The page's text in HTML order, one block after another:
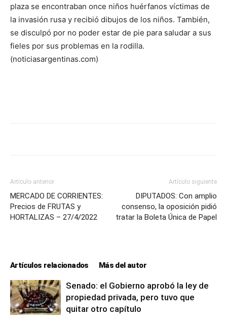
plaza se encontraban once niños huérfanos víctimas de
la invasión rusa y recibió dibujos de los niños. También,
se disculpó por no poder estar de pie para saludar a sus
fieles por sus problemas en la rodilla.
(noticiasargentinas.com)
Artículo anterior
MERCADO DE CORRIENTES:
Precios de FRUTAS y
HORTALIZAS – 27/4/2022
Artículo siguiente
DIPUTADOS: Con amplio
consenso, la oposición pidió
tratar la Boleta Única de Papel
Artículos relacionados Más del autor
Senado: el Gobierno aprobó la ley de
propiedad privada, pero tuvo que
quitar otro capítulo